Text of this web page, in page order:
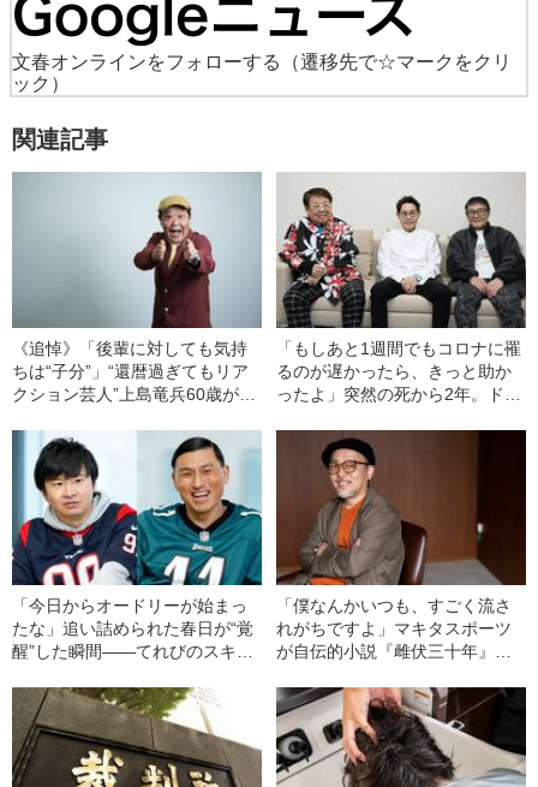
文春オンラインをフォローする
（遷移先で☆マークをクリ
ック）
関連記事
《追悼》「後輩に対しても気持
ちは“子分”」“還暦過ぎてもリア
クション芸人”上島竜兵60歳がそ
「もしあと1週間でもコロナに罹
るのが遅かったら、きっと助か
ったよ」突然の死から2年。ドリ
トを語りつくした
「今日からオードリーが始まっ
たな」追い詰められた春日が“覚
醒”した瞬間――てれびのスキマ
「僕なんかいつも、すごく流さ
れがちですよ」マキタスポーツ
が自伝的小説『雌伏三十年』
ワケ